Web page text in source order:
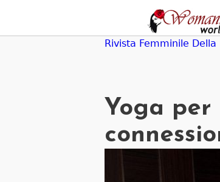
navigation
Rivista Femminile Della
Yoga